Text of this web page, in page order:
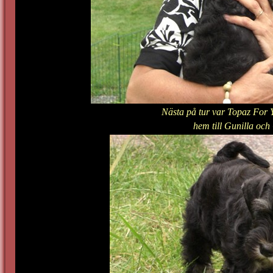
Nästa på tur var Topaz For
hem till Gunilla och